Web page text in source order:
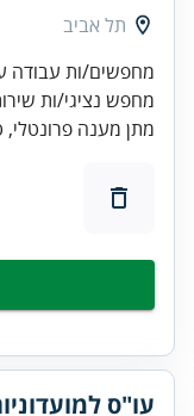
תל אביב
מחפשים/ות עבודה
מחפש נציגי/ות
מתן מענה פרונטלי,
עו"ס